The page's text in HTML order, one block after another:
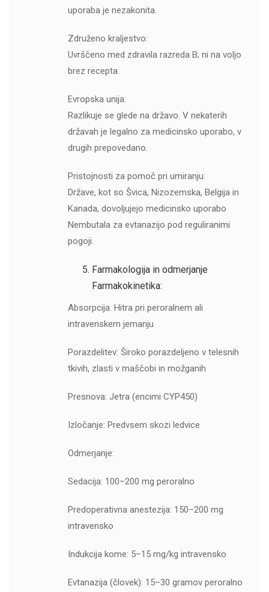
uporaba je nezakonita.
Združeno kraljestvo:
Uvrščeno med zdravila razreda B; ni na voljo
brez recepta.
Evropska unija:
Razlikuje se glede na državo. V nekaterih
državah je legalno za medicinsko uporabo, v
drugih prepovedano.
Pristojnosti za pomoč pri umiranju:
Države, kot so Švica, Nizozemska, Belgija in
Kanada, dovoljujejo medicinsko uporabo
Nembutala za evtanazijo pod reguliranimi
pogoji.
Farmakologija in odmerjanje
Farmakokinetika:
Absorpcija: Hitra pri peroralnem ali
intravenskem jemanju
Porazdelitev: Široko porazdeljeno v telesnih
tkivih, zlasti v maščobi in možganih
Presnova: Jetra (encimi CYP450)
Izločanje: Predvsem skozi ledvice
Odmerjanje:
Sedacija: 100–200 mg peroralno
Predoperativna anestezija: 150–200 mg
intravensko
Indukcija kome: 5–15 mg/kg intravensko
Evtanazija (človek): 15–30 gramov peroralno